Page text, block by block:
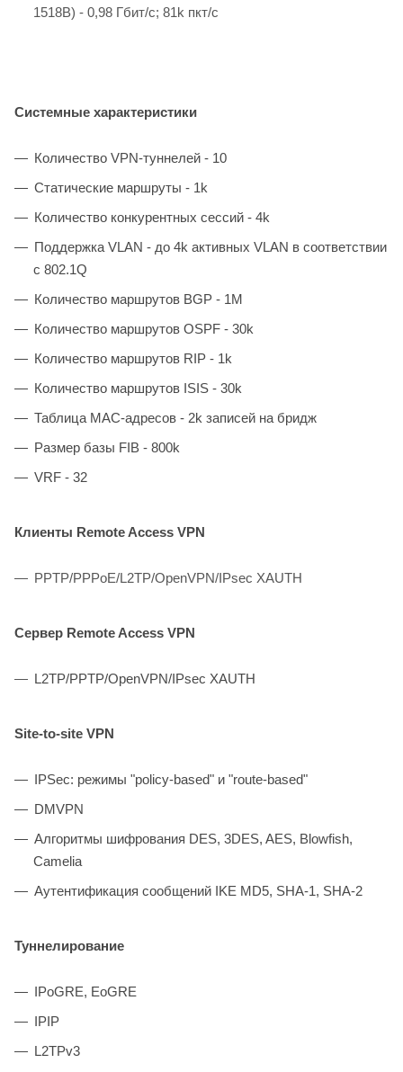
1518B) - 0,98 Гбит/c; 81k пкт/c
Системные характеристики
Количество VPN-туннелей - 10
Статические маршруты - 1k
Количество конкурентных сессий - 4k
Поддержка VLAN - до 4k активных VLAN в соответствии
с 802.1Q
Количество маршрутов BGP - 1M
Количество маршрутов OSPF - 30k
Количество маршрутов RIP - 1k
Количество маршрутов ISIS - 30k
Таблица MAC-адресов - 2k записей на бридж
Размер базы FIB - 800k
VRF - 32
Клиенты Remote Access VPN
PPTP/PPPoE/L2TP/OpenVPN/IPsec XAUTH
Сервер Remote Access VPN
L2TP/PPTP/OpenVPN/IPsec XAUTH
Site-to-site VPN
IPSec: режимы "policy-based" и "route-based"
DMVPN
Алгоритмы шифрования DES, 3DES, AES, Blowfish,
Camelia
Аутентификация сообщений IKE MD5, SHA-1, SHA-2
Туннелирование
IPoGRE, EoGRE
IPIP
L2TPv3